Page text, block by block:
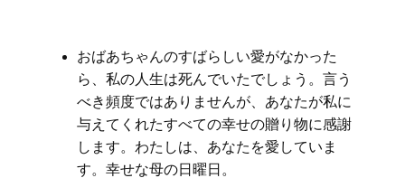
おばあちゃんのすばらしい愛がなかった
ら、私の人生は死んでいたでしょう。言う
べき頻度ではありませんが、あなたが私に
与えてくれたすべての幸せの贈り物に感謝
します。わたしは、あなたを愛していま
す。幸せな母の日曜日。